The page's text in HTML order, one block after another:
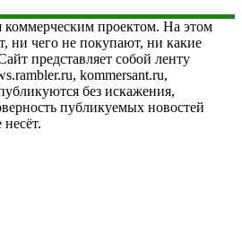
коммерческим проектом. На этом
ни чего не покупают, ни какие
представляет собой ленту
kommersant.ru,
без искажения,
публикуемых новостей